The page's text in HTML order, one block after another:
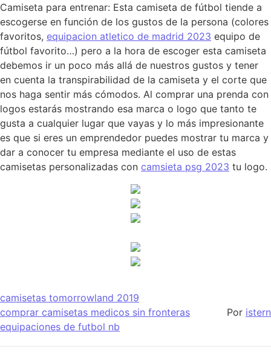
Camiseta para entrenar: Esta camiseta de fútbol tiende a
escogerse en función de los gustos de la persona (colores
favoritos, equipacion atletico de madrid 2023 equipo de
fútbol favorito…) pero a la hora de escoger esta camiseta
debemos ir un poco más allá de nuestros gustos y tener
en cuenta la transpirabilidad de la camiseta y el corte que
nos haga sentir más cómodos. Al comprar una prenda con
logos estarás mostrando esa marca o logo que tanto te
gusta a cualquier lugar que vayas y lo más impresionante
es que si eres un emprendedor puedes mostrar tu marca y
dar a conocer tu empresa mediante el uso de estas
camisetas personalizadas con camsieta psg 2023 tu logo.
camisetas tomorrowland 2019
comprar camisetas medicos sin fronteras
equipaciones de futbol nb
Por istern